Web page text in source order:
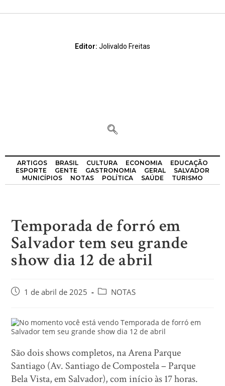
Editor: Jolivaldo Freitas
ARTIGOS BRASIL CULTURA ECONOMIA
EDUCAÇÃO
ESPORTE
GENTE GASTRONOMIA GERAL
SALVADOR
MUNICÍPIOS
NOTAS POLÍTICA SAÚDE TURISMO
Temporada de forró em
Salvador tem seu grande
show dia 12 de abril
1 de abril de 2025 NOTAS
São dois shows completos, na Arena Parque
Santiago (Av. Santiago de Compostela – Parque
Bela Vista, em Salvador), com início às 17 horas.